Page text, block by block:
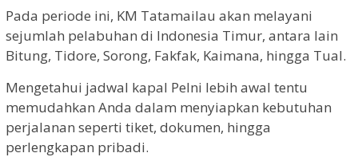
Pada periode ini, KM Tatamailau akan melayani
sejumlah pelabuhan di Indonesia Timur, antara lain
Bitung, Tidore, Sorong, Fakfak, Kaimana, hingga Tual.
Mengetahui jadwal kapal Pelni lebih awal tentu
memudahkan Anda dalam menyiapkan kebutuhan
perjalanan seperti tiket, dokumen, hingga
perlengkapan pribadi.